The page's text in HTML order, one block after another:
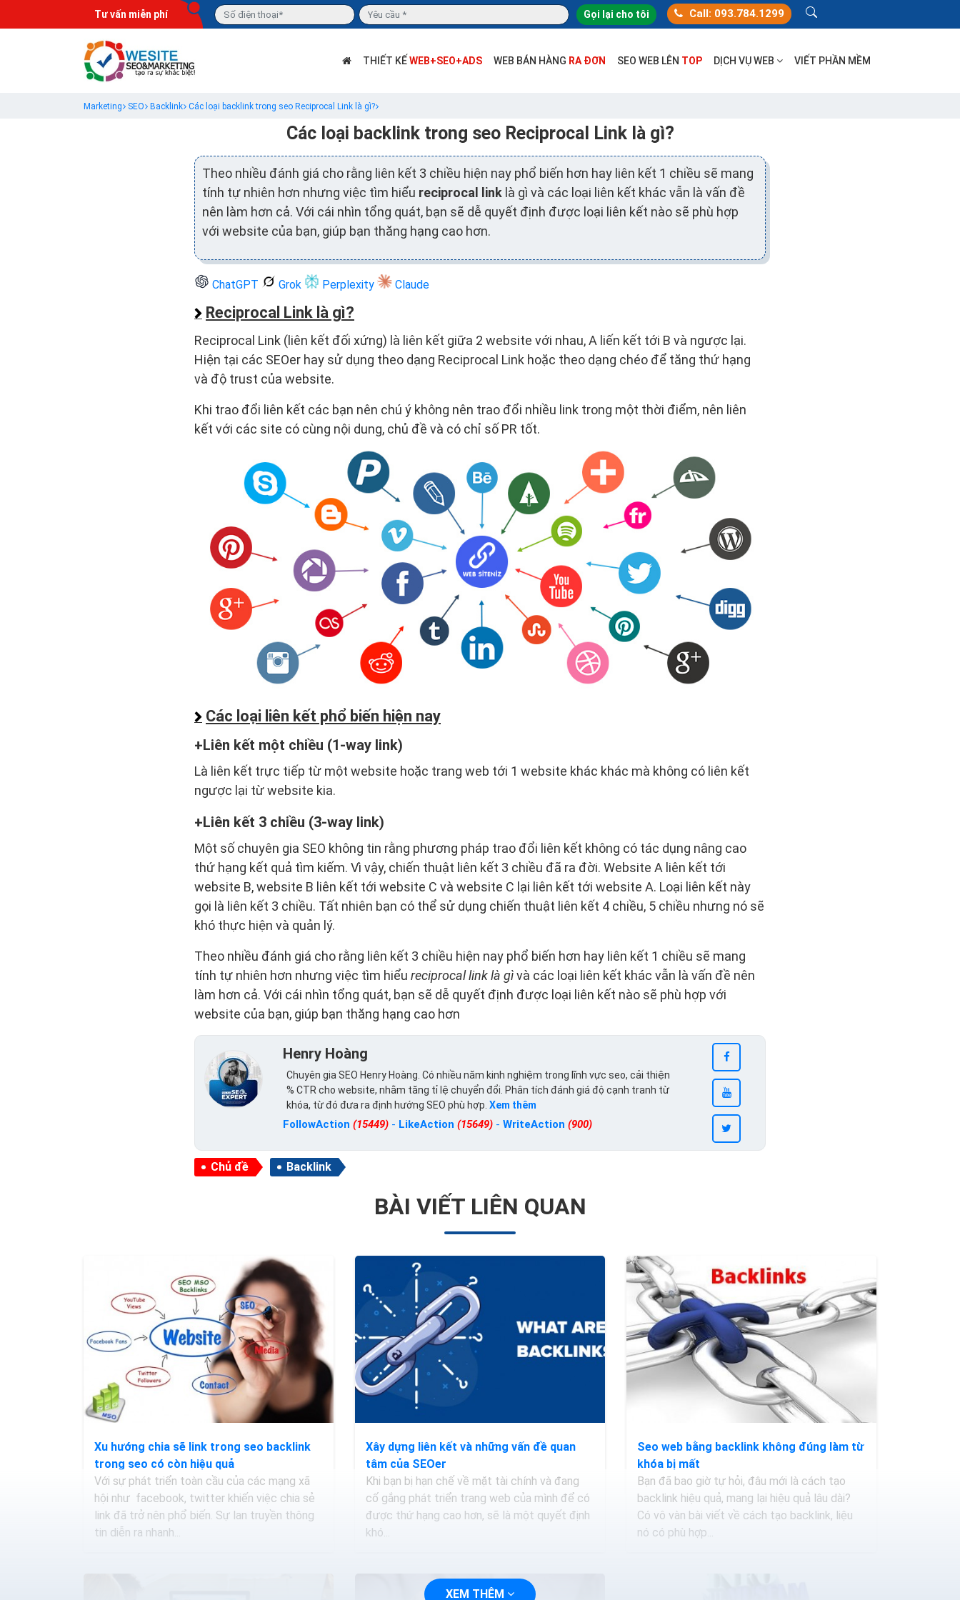
Tư vấn miễn phí Gọi lại cho tôi Call: 093.784.1299
THIẾT KẾWEB+SEO+ADS WEB BÁN HÀNG RA ĐƠN SEO WEB LÊN TOP DỊCH VỤ WEB VIẾT PHẦN MỀM
Marketing SEO Backlink Các loại backlink trong seo Reciprocal Link là gì?
Các loại backlink trong seo Reciprocal Link là gì?
Theo nhiều đánh giá cho rằng liên kết 3 chiều hiện nay phổ biến hơn hay liên kết 1 chiều sẽ mang
tính tự nhiên hơn nhưng việc tìm hiểu reciprocal link là gì và các loại liên kết khác vẫn là vấn đề
nên làm hơn cả. Với cái nhìn tổng quát, bạn sẽ dễ quyết định được loại liên kết nào sẽ phù hợp
với website của bạn, giúp bạn thăng hạng cao hơn.
ChatGPT Grok Perplexity Claude
Reciprocal Link là gì?
Reciprocal Link (liên kết đối xứng) là liên kết giữa 2 website với nhau, A liến kết tới B và ngược lại.
Hiện tại các SEOer hay sử dụng theo dạng Reciprocal Link hoặc theo dạng chéo để tăng thứ hạng
và độ trust của website.
Khi trao đổi liên kết các bạn nên chú ý không nên trao đổi nhiều link trong một thời điểm, nên liên
kết với các site có cùng nội dung, chủ đề và có chỉ số PR tốt.
Các loại liên kết phổ biến hiện nay
Liên kết một chiều (1-way link)
Là liên kết trực tiếp từ một website hoặc trang web tới 1 website khác khác mà không có liên kết
ngược lại từ website kia.
Liên kết 3 chiều (3-way link)
Một số chuyên gia SEO không tin rằng phương pháp trao đổi liên kết không có tác dụng nâng cao
thứ hạng kết quả tìm kiếm. Vì vậy, chiến thuật liên kết 3 chiều đã ra đời. Website A liên kết tới
website B, website B liên kết tới website C và website C lại liên kết tới website A. Loại liên kết này
gọi là liên kết 3 chiều. Tất nhiên bạn có thể sử dụng chiến thuật liên kết 4 chiều, 5 chiều nhưng nó sẽ
khó thực hiện và quản lý.
Theo nhiều đánh giá cho rằng liên kết 3 chiều hiện nay phổ biến hơn hay liên kết 1 chiều sẽ mang
tính tự nhiên hơn nhưng việc tìm hiểu reciprocal link là gìvà các loại liên kết khác vẫn là vấn đề nên
làm hơn cả. Với cái nhìn tổng quát, bạn sẽ dễ quyết định được loại liên kết nào sẽ phù hợp với
website của bạn, giúp bạn thăng hạng cao hơn
Henry Hoàng
Chuyên gia SEO Henry Hoàng. Có nhiều năm kinh nghiệm trong lĩnh vực seo, cải thiện
% CTR cho website, nhằm tăng tỉ lệ chuyển đổi. Phân tích đánh giá độ cạnh tranh từ
khóa, từ đó đưa ra định hướng SEO phù hợp. Xem thêm
FollowAction (15449) - LikeAction (15649) - WriteAction (900)
Chủ đề Backlink
BÀI VIẾT LIÊN QUAN
Xu hướng chia sẽ link trong seo backlink
trong seo có còn hiệu quả
Với sự phát triển toàn cầu của các mạng xã
hội như facebook, twitter khiến việc chia sẻ
link đã trở nên phổ biến. Sự lan truyền thông
tin diễn ra nhanh...
Xây dựng liên kết và những vấn đề quan
tâm của SEOer
Khi bạn bị hạn chế về mặt tài chính và đang
cố gắng phát triển trang web của mình để có
được thứ hạng cao hơn, sẽ là một quyết định
khó...
Seo web bằng backlink không đúng làm từ
khóa bị mất
Bạn đã bao giờ tự hỏi, đâu mới là cách tạo
backlink hiệu quả, mang lại hiệu quả lâu dài?
Có vô vàn bài viết về cách tạo backlink, liệu
nó có phù hợp...
XEM THÊM